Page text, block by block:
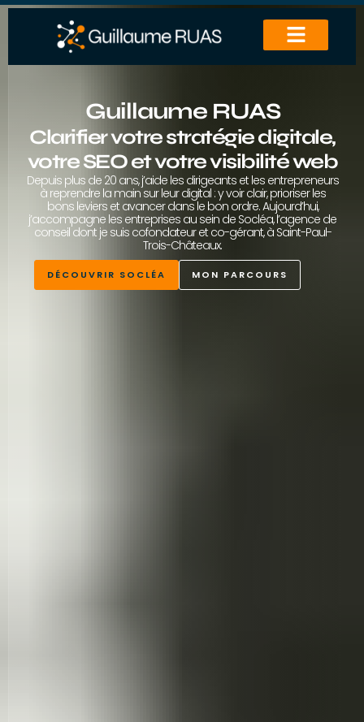
Guillaume RUAS
Clarifier votre stratégie digitale,
votre SEO et votre visibilité web
Depuis plus de 20 ans, j’aide les dirigeants et les entrepreneurs
à reprendre la main sur leur digital : y voir clair, prioriser les
bons leviers et avancer dans le bon ordre. Aujourd’hui,
j’accompagne les entreprises au sein de Socléa, l’agence de
conseil dont je suis cofondateur et co-gérant, à Saint-Paul-
Trois-Châteaux.
DÉCOUVRIR SOCLÉA MON PARCOURS